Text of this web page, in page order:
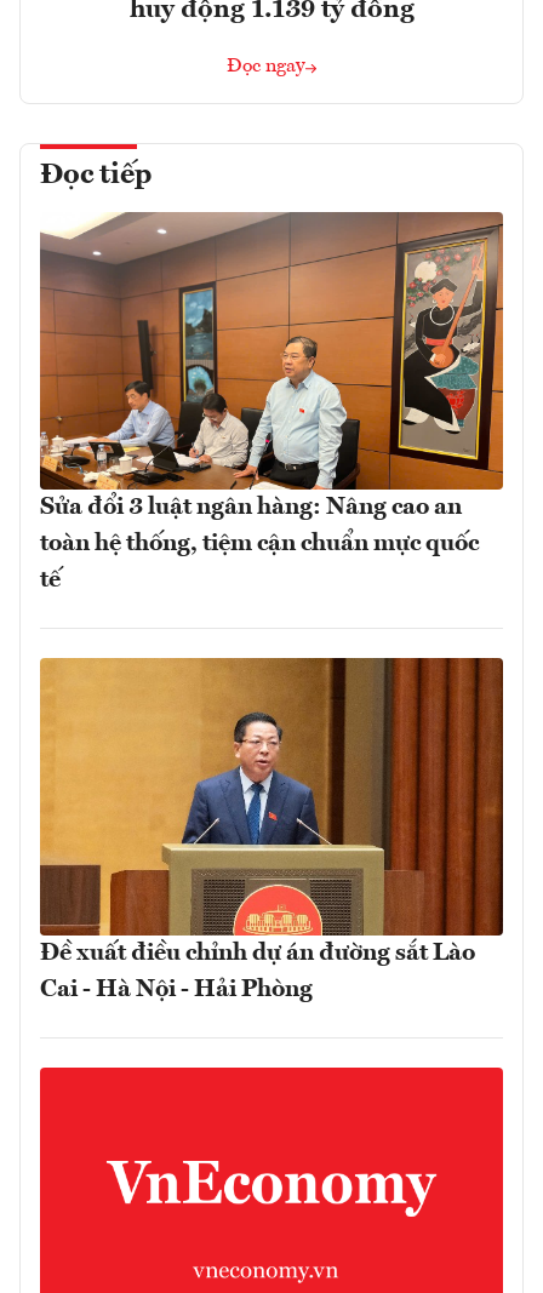
huy động 1.139 tỷ đồng
Đọc ngay
Đọc tiếp
Sửa đổi 3 luật ngân hàng: Nâng cao an
toàn hệ thống, tiệm cận chuẩn mực quốc
tế
Đề xuất điều chỉnh dự án đường sắt Lào
Cai - Hà Nội - Hải Phòng